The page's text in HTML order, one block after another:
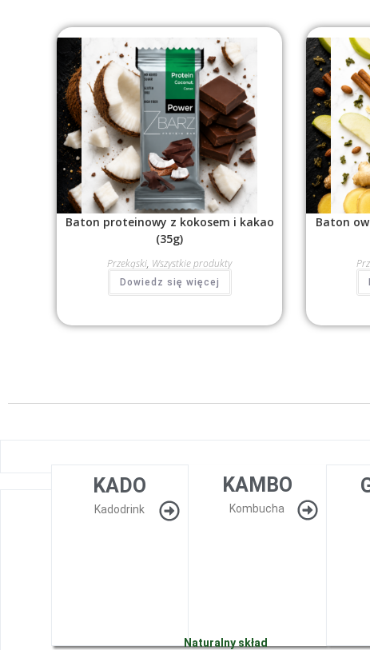
Przekąski, Wszystkie produkty
Baton proteinowy z kokosem i kakao
(35g)
Dowiedz się więcej
Baton
KADO
Kadodrink
KAMBO
Kombucha
Naturalny skład